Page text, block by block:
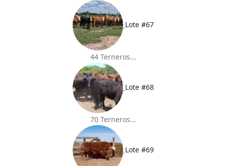
Lote #67
44 Terneros...
Lote #68
70 Terneros...
Lote #69